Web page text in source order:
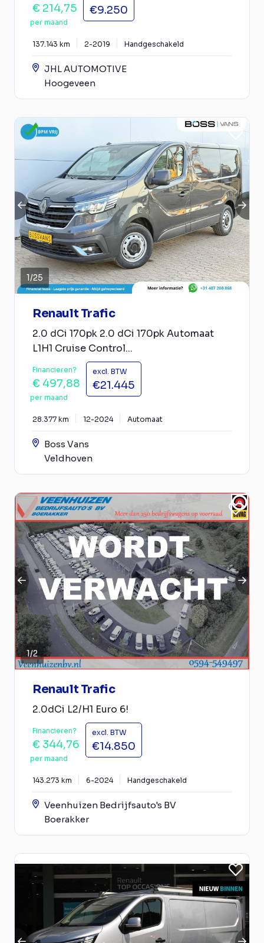
€ 214,75
per maand
€9.250
137.143 km 2-2019 Handgeschakeld
JHL AUTOMOTIVE
Hoogeveen
1/25
Renault Trafic
2.0 dCi 170pk 2.0 dCi 170pk Automaat
L1H1 Cruise Control...
Financieren?
€ 497,88
per maand
excl. BTW
€21.445
28.377 km 12-2024 Automaat
Boss Vans
Veldhoven
1/2
Renault Trafic
2.0dCi L2/H1 Euro 6!
Financieren?
€ 344,76
per maand
excl. BTW
€14.850
143.273 km 6-2024 Handgeschakeld
Veenhuizen Bedrijfsauto's BV
Boerakker